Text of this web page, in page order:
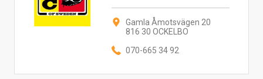
Gamla Åmotsvägen 20
816 30 OCKELBO
070-665 34 92